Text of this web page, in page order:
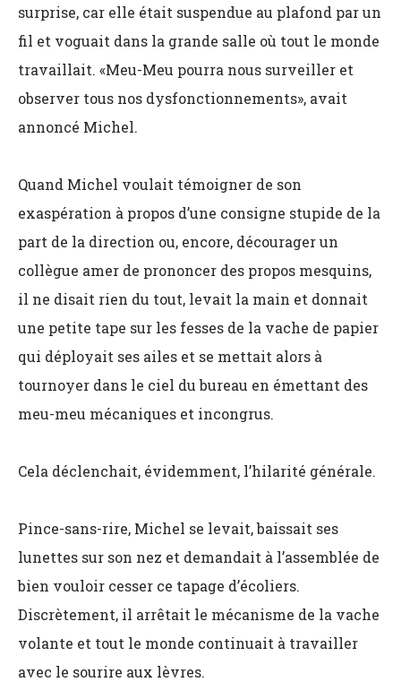
surprise, car elle était suspendue au plafond par un
fil et voguait dans la grande salle où tout le monde
travaillait. «Meu-Meu pourra nous surveiller et
observer tous nos dysfonctionnements», avait
annoncé Michel.
Quand Michel voulait témoigner de son
exaspération à propos d’une consigne stupide de la
part de la direction ou, encore, décourager un
collègue amer de prononcer des propos mesquins,
il ne disait rien du tout, levait la main et donnait
une petite tape sur les fesses de la vache de papier
qui déployait ses ailes et se mettait alors à
tournoyer dans le ciel du bureau en émettant des
meu-meu mécaniques et incongrus.
Cela déclenchait, évidemment, l’hilarité générale.
Pince-sans-rire, Michel se levait, baissait ses
lunettes sur son nez et demandait à l’assemblée de
bien vouloir cesser ce tapage d’écoliers.
Discrètement, il arrêtait le mécanisme de la vache
volante et tout le monde continuait à travailler
avec le sourire aux lèvres.